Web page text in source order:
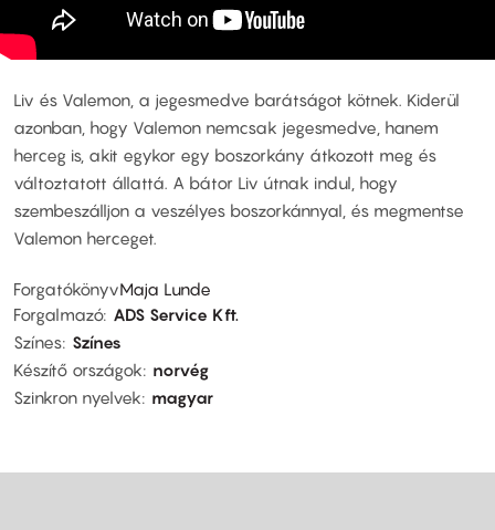
Liv és Valemon, a jegesmedve barátságot kötnek. Kiderül
azonban, hogy Valemon nemcsak jegesmedve, hanem
herceg is, akit egykor egy boszorkány átkozott meg és
változtatott állattá. A bátor Liv útnak indul, hogy
szembeszálljon a veszélyes boszorkánnyal, és megmentse
Valemon herceget.
ForgatókönyvMaja Lunde
Forgalmazó ADS Service Kft.
Színes Színes
Készítő országok
norvég
Szinkron nyelvek
magyar